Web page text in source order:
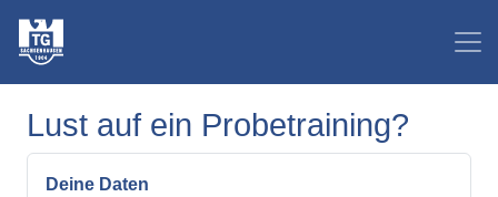
Lust auf ein Probetraining?
Deine Daten